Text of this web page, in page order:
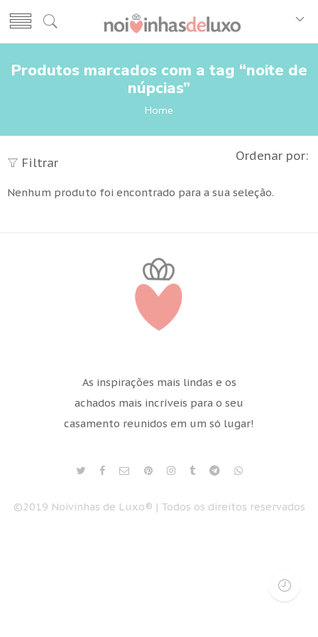
Produtos marcados com a tag “noite de
núpcias”
Home
Filtrar Ordenar por:
Nenhum produto foi encontrado para a sua seleção.
As inspirações mais lindas e os
achados mais incríveis para o seu
casamento reunidos em um só lugar!
©2019 Noivinhas de Luxo® | Todos os direitos reservados